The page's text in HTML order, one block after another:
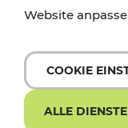
Website
COOKIE
ALLE